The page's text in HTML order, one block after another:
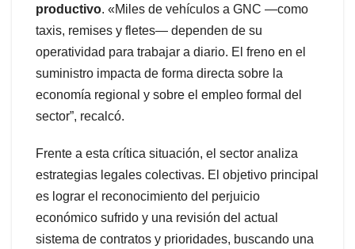
productivo. «Miles de vehículos a GNC —como
taxis, remises y fletes— dependen de su
operatividad para trabajar a diario. El freno en el
suministro impacta de forma directa sobre la
economía regional y sobre el empleo formal del
sector”, recalcó.
Frente a esta crítica situación, el sector analiza
estrategias legales colectivas. El objetivo principal
es lograr el reconocimiento del perjuicio
económico sufrido y una revisión del actual
sistema de contratos y prioridades, buscando una